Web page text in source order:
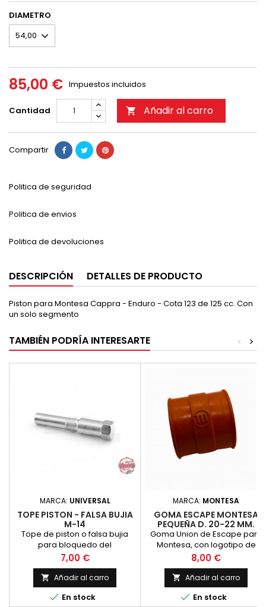
DIAMETRO
85,00 € Impuestos incluidos
Cantidad  Añadir al carro
Compartir
Politica de seguridad
Politica de envios
Politica de devoluciones
DESCRIPCIÓN DETALLES DE PRODUCTO
Piston para Montesa Cappra - Enduro - Cota 123 de 125 cc. Con
un solo segmento
TAMBIÉN PODRÍA INTERESARTE >
<
MARCA: UNIVERSAL
TOPE PISTON - FALSA BUJIA
M-14
Tope de piston o falsa bujia
para bloquedo del
movimiento del piston, para
soltar volantes magneticos y
piñones. Rosca de bujia
normal de 14/125, la habitual en
motos de 2 tiempos
Precio
7,00 €
 Añadir al carro
 En stock
MARCA: MONTESA
GOMA ESCAPE MONTESA
PEQUEÑA D. 20-22 MM.
Goma Union de Escape para
Montesa, con logotipo de
montesa, diametro interior de
20 mm en ambos lados.
Longitud de 30 mm. Se
denomina tamaño pequeño.
Precio
8,00 €
 Añadir al carro
 En stock